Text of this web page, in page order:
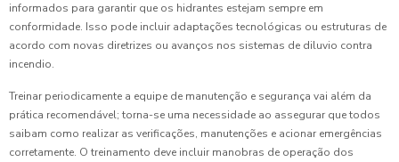
informados para garantir que os hidrantes estejam sempre em
conformidade. Isso pode incluir adaptações tecnológicas ou estruturas de
acordo com novas diretrizes ou avanços nos sistemas de diluvio contra
incendio.
Treinar periodicamente a equipe de manutenção e segurança vai além da
prática recomendável; torna-se uma necessidade ao assegurar que todos
saibam como realizar as verificações, manutenções e acionar emergências
corretamente. O treinamento deve incluir manobras de operação dos